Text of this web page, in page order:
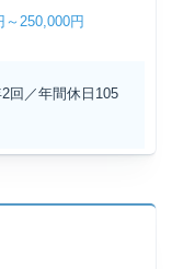
～ 250,000円
回／年間休日105